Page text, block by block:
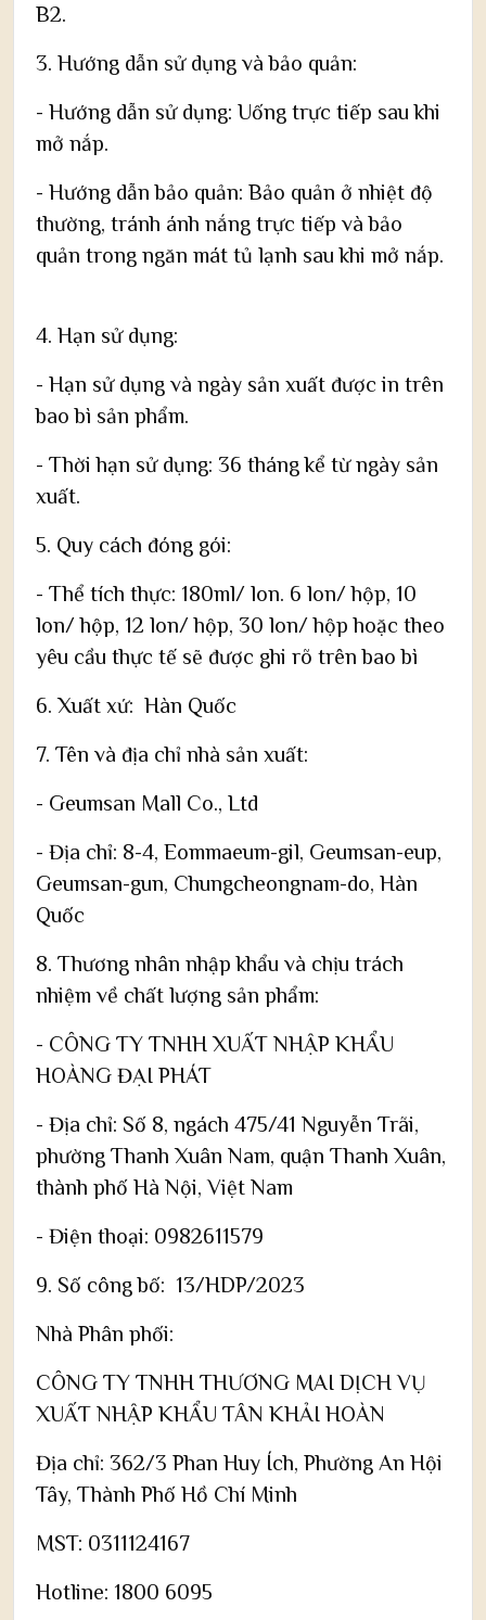
B2.
3. Hướng dẫn sử dụng và bảo quản:
- Hướng dẫn sử dụng: Uống trực tiếp sau khi
mở nắp.
- Hướng dẫn bảo quản: Bảo quản ở nhiệt độ
thường, tránh ánh nắng trực tiếp và bảo
quản trong ngăn mát tủ lạnh sau khi mở nắp.
4. Hạn sử dụng:
- Hạn sử dụng và ngày sản xuất được in trên
bao bì sản phẩm.
- Thời hạn sử dụng: 36 tháng kể từ ngày sản
xuất.
5. Quy cách đóng gói:
- Thể tích thực: 180ml/ lon. 6 lon/ hộp, 10
lon/ hộp, 12 lon/ hộp, 30 lon/ hộp hoặc theo
yêu cầu thực tế sẽ được ghi rõ trên bao bì
6. Xuất xứ: Hàn Quốc
7. Tên và địa chỉ nhà sản xuất:
- Geumsan Mall Co., Ltd
- Địa chỉ: 8-4, Eommaeum-gil, Geumsan-eup,
Geumsan-gun, Chungcheongnam-do, Hàn
Quốc
8. Thương nhân nhập khẩu và chịu trách
nhiệm về chất lượng sản phẩm:
- CÔNG TY TNHH XUẤT NHẬP KHẨU
HOÀNG ĐẠI PHÁT
- Địa chỉ: Số 8, ngách 475/41 Nguyễn Trãi,
phường Thanh Xuân Nam, quận Thanh Xuân,
thành phố Hà Nội, Việt Nam
- Điện thoại: 0982611579
9. Số công bố: 13/HDP/2023
Nhà Phân phối:
CÔNG TY TNHH THƯƠNG MAI DỊCH VỤ
XUẤT NHẬP KHẨU TÂN KHẢI HOÀN
Địa chỉ: 362/3 Phan Huy Ích, Phường An Hội
Tây, Thành Phố Hồ Chí Minh
MST: 0311124167
Hotline: 1800 6095